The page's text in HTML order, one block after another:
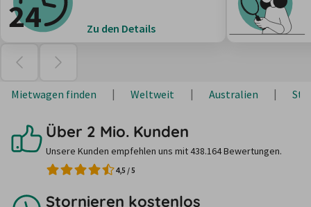
Zu den Details
Mietwagen finden Weltweit Australien
Über 2 Mio. Kunden
Unsere Kunden empfehlen uns mit 438.164 Bewertungen.
4,5 /5
Stornieren kostenlos